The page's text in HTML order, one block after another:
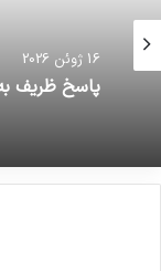
16 ژوئن 2026
16 ژوئن 2026
بیست سال
تجاوز به دو